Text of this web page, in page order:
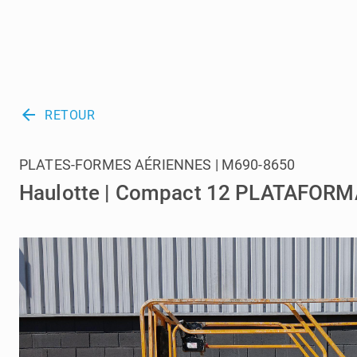
arrow_back RETOUR
Haulotte | Compact 12
PLATES-FORMES AÉRIENNES | M690-8650